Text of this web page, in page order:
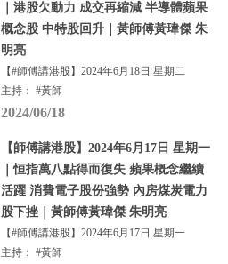
｜港股欠動力 成交再縮減 半導體蘋果
概念股 中特股回升｜黃師傅黃瑋傑 朱
明亮
【#師傅講港股】2024年6月18日 星期二
主持： #黃師
2024/06/18
【師傅講港股】2024年6月17日 星期一
｜恒指萬八點得而復失 蘋果概念繼續
活躍 消費電子股份強勢 內房煤炭電力
股下挫｜黃師傅黃瑋傑 朱明亮
【#師傅講港股】2024年6月17日 星期一
主持： #黃師